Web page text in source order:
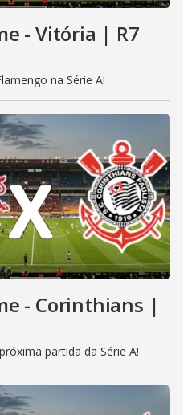
- Vitória | R7
na Série A!
- Corinthians |
partida da Série A!